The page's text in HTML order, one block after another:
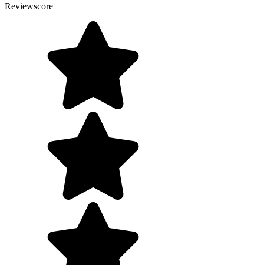
Reviewscore